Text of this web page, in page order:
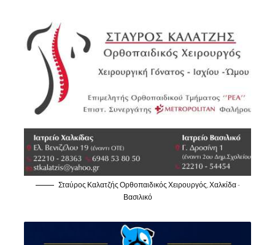
Σταύρος Καλατζής Ορθοπαιδικός Χειρουργός, Χαλκίδα -
Βασιλικό